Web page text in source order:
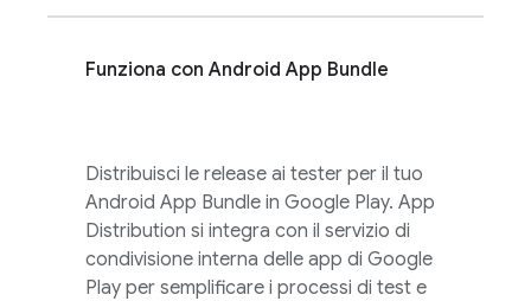
Funziona con Android App Bundle
Distribuisci le release ai tester per il tuo
Android App Bundle in Google Play. App
Distribution si integra con il servizio di
condivisione interna delle app di Google
Play per semplificare i processi di test e